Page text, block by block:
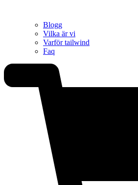
Blogg
Vilka är vi
Varför tailwind
Faq